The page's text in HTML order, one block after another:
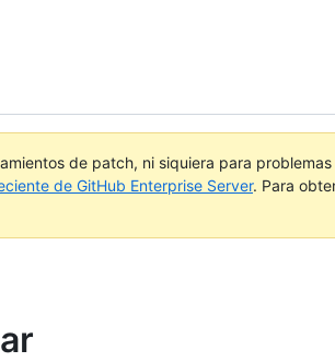
de patch, ni siquiera para
de GitHub Enterprise Server. Para